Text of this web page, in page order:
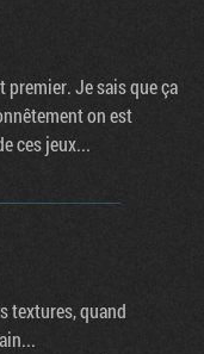
Je sais que ça
on est
ces jeux...
textures, quand